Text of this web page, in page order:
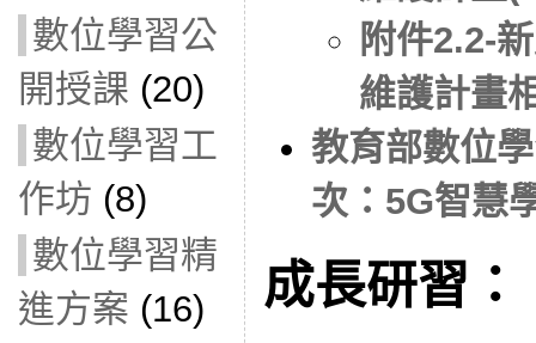
數位學習公
開授課 (20)
數位學習工
作坊 (8)
數位學習精
進方案 (16)
附件2.2-
維護計畫
教育部數位
次：5G智慧
成長研習：